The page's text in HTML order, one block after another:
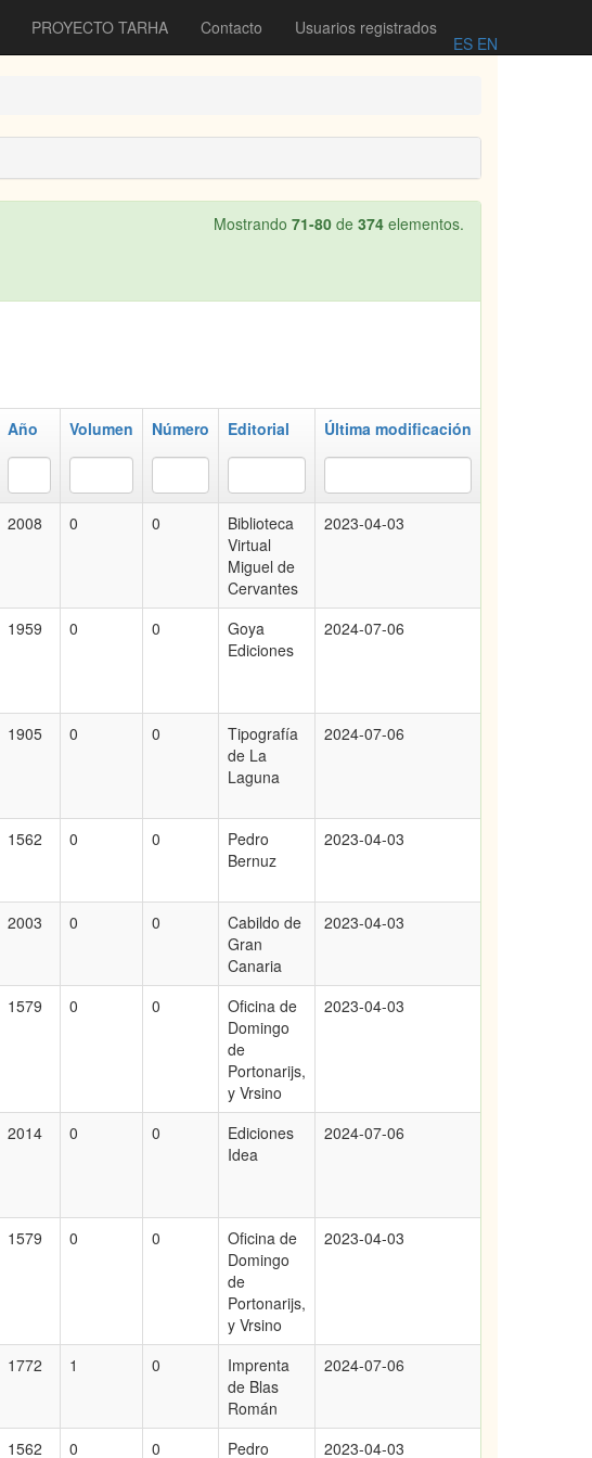
PROYECTO TARHA Contacto Usuarios registrados
ES EN
Mostrando 71-80 de 374 elementos.
Año Volumen Número Editorial Última modificación
2008 0 0
Biblioteca
Virtual
Miguel de
Cervantes
2023-04-03
1959 0 0
Goya
Ediciones
2024-07-06
1905 0 0
Tipografía
de La
Laguna
2024-07-06
1562 0 0
Pedro
Bernuz
2023-04-03
2003 0 0
Cabildo de
Gran
Canaria
2023-04-03
1579 0 0
Oficina de
Domingo
de
Portonarijs,
y Vrsino
2023-04-03
2014 0 0
Ediciones
Idea
2024-07-06
1579 0 0
Oficina de
Domingo
de
Portonarijs,
y Vrsino
2023-04-03
1772 1 0
Imprenta
de Blas
Román
2024-07-06
1562 0 0 Pedro 2023-04-03